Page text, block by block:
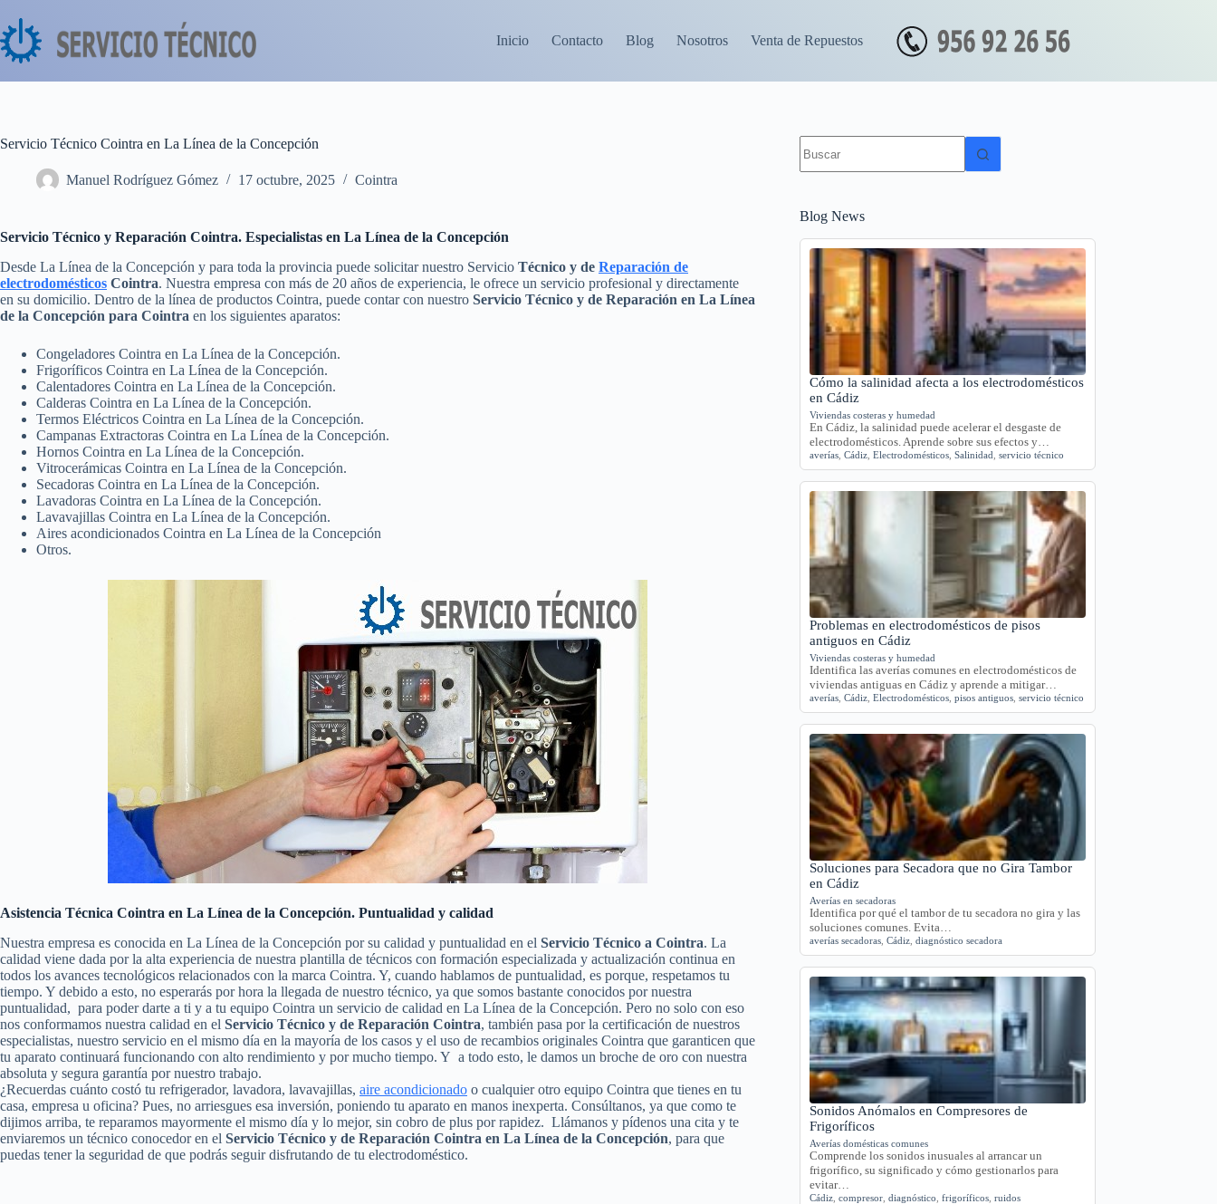
al
contenido
Inicio Contacto Blog Nosotros Venta de Repuestos
Servicio Técnico Cointra en La Línea de la Concepción
Manuel Rodríguez Gómez 17 octubre, 2025 Cointra
Servicio Técnico y Reparación Cointra. Especialistas en La Línea de la Concepción
Desde La Línea de la Concepción y para toda la provincia puede solicitar nuestro Servicio Técnico y de Reparación de
electrodomésticos Cointra. Nuestra empresa con más de 20 años de experiencia, le ofrece un servicio profesional y directamente
en su domicilio. Dentro de la línea de productos Cointra, puede contar con nuestro Servicio Técnico y de Reparación en La Línea
de la Concepción para Cointra en los siguientes aparatos:
Congeladores Cointra en La Línea de la Concepción.
Frigoríficos Cointra en La Línea de la Concepción.
Calentadores Cointra en La Línea de la Concepción.
Calderas Cointra en La Línea de la Concepción.
Termos Eléctricos Cointra en La Línea de la Concepción.
Campanas Extractoras Cointra en La Línea de la Concepción.
Hornos Cointra en La Línea de la Concepción.
Vitrocerámicas Cointra en La Línea de la Concepción.
Secadoras Cointra en La Línea de la Concepción.
Lavadoras Cointra en La Línea de la Concepción.
Lavavajillas Cointra en La Línea de la Concepción.
Aires acondicionados Cointra en La Línea de la Concepción
Otros.
Asistencia Técnica Cointra en La Línea de la Concepción. Puntualidad y calidad
Nuestra empresa es conocida en La Línea de la Concepción por su calidad y puntualidad en el Servicio Técnico a Cointra. La
calidad viene dada por la alta experiencia de nuestra plantilla de técnicos con formación especializada y actualización continua en
todos los avances tecnológicos relacionados con la marca Cointra. Y, cuando hablamos de puntualidad, es porque, respetamos tu
tiempo. Y debido a esto, no esperarás por hora la llegada de nuestro técnico, ya que somos bastante conocidos por nuestra
puntualidad, para poder darte a ti y a tu equipo Cointra un servicio de calidad en La Línea de la Concepción. Pero no solo con eso
nos conformamos nuestra calidad en el Servicio Técnico y de Reparación Cointra, también pasa por la certificación de nuestros
especialistas, nuestro servicio en el mismo día en la mayoría de los casos y el uso de recambios originales Cointra que garanticen que
tu aparato continuará funcionando con alto rendimiento y por mucho tiempo. Y a todo esto, le damos un broche de oro con nuestra
absoluta y segura garantía por nuestro trabajo.
¿Recuerdas cuánto costó tu refrigerador, lavadora, lavavajillas, aire acondicionado o cualquier otro equipo Cointra que tienes en tu
casa, empresa u oficina? Pues, no arriesgues esa inversión, poniendo tu aparato en manos inexperta. Consúltanos, ya que como te
dijimos arriba, te reparamos mayormente el mismo día y lo mejor, sin cobro de plus por rapidez. Llámanos y pídenos una cita y te
enviaremos un técnico conocedor en el Servicio Técnico y de Reparación Cointra en La Línea de la Concepción, para que
puedas tener la seguridad de que podrás seguir disfrutando de tu electrodoméstico.
resultados
Blog News
Cómo la salinidad afecta a los electrodomésticos
en Cádiz
Viviendas costeras y humedad
En Cádiz, la salinidad puede acelerar el desgaste de
electrodomésticos. Aprende sobre sus efectos y…
averías ,Cádiz ,Electrodomésticos ,Salinidad ,servicio técnico
Problemas en electrodomésticos de pisos
antiguos en Cádiz
Viviendas costeras y humedad
Identifica las averías comunes en electrodomésticos de
viviendas antiguas en Cádiz y aprende a mitigar…
averías ,Cádiz ,Electrodomésticos ,pisos antiguos ,servicio técnico
Soluciones para Secadora que no Gira Tambor
en Cádiz
Averías en secadoras
Identifica por qué el tambor de tu secadora no gira y las
soluciones comunes. Evita…
averías secadoras ,Cádiz ,diagnóstico secadora
Sonidos Anómalos en Compresores de
Frigoríficos
Averías domésticas comunes
Comprende los sonidos inusuales al arrancar un
frigorífico, su significado y cómo gestionarlos para
evitar…
Cádiz ,compresor ,diagnóstico ,frigoríficos ,ruidos